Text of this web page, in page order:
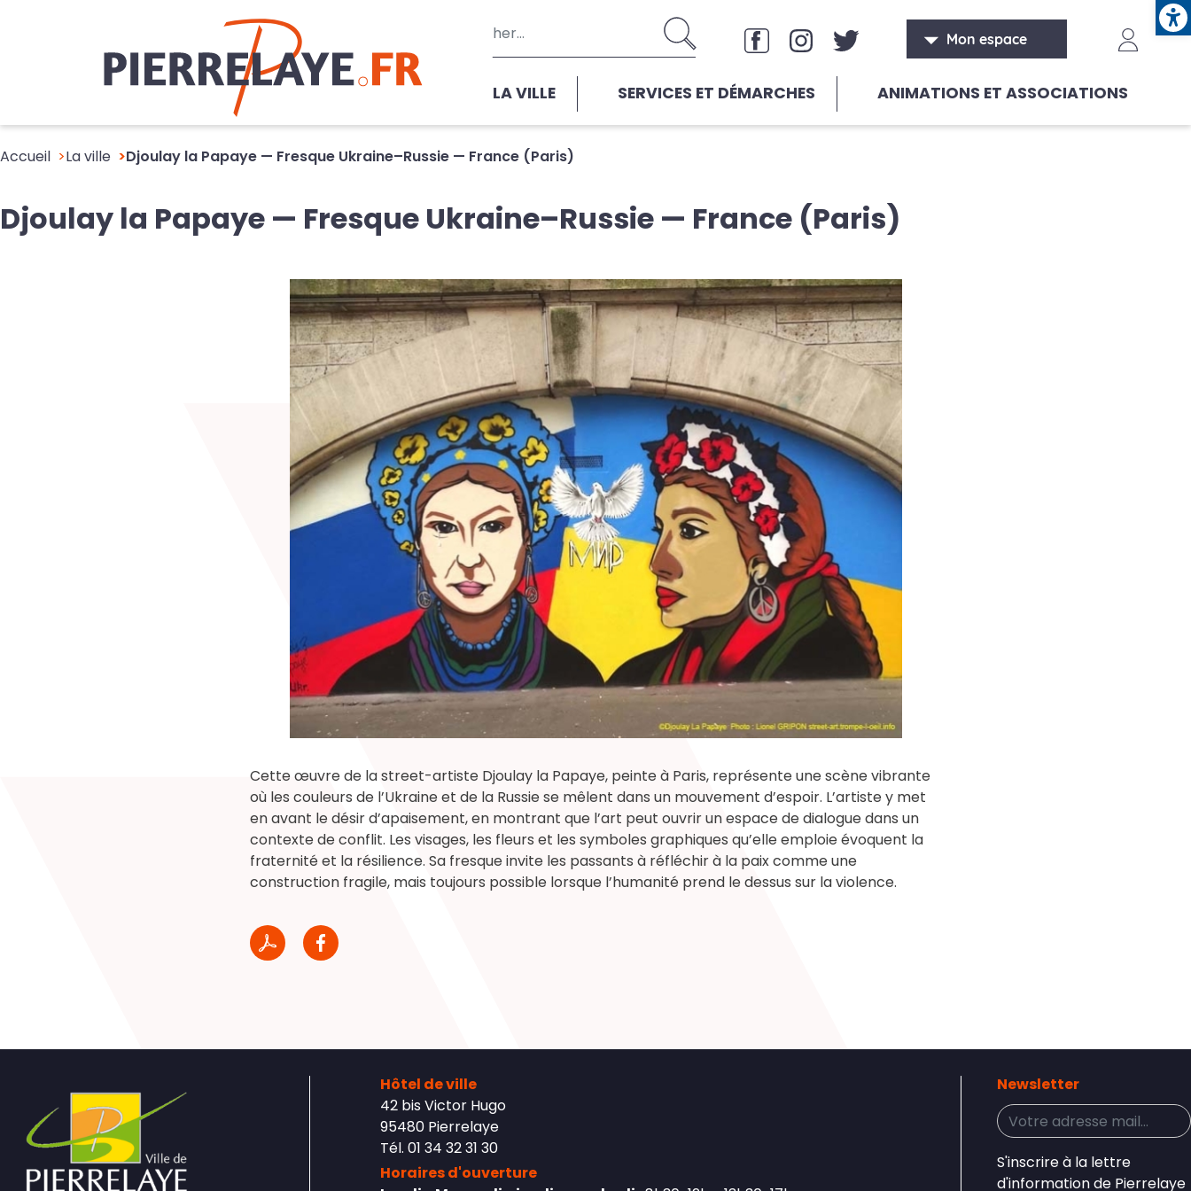
Mon espace
Réseaux sociaux
LA VILLE SERVICES ET DÉMARCHES ANIMATIONS ET ASSOCIATIONS
Accueil La ville Djoulay la Papaye — Fresque Ukraine–Russie — France (Paris)
Djoulay la Papaye — Fresque Ukraine–Russie — France (Paris)
Cette œuvre de la street-artiste Djoulay la Papaye, peinte à Paris, représente une scène vibrante
où les couleurs de l’Ukraine et de la Russie se mêlent dans un mouvement d’espoir. L’artiste y met
en avant le désir d’apaisement, en montrant que l’art peut ouvrir un espace de dialogue dans un
contexte de conflit. Les visages, les fleurs et les symboles graphiques qu’elle emploie évoquent la
fraternité et la résilience. Sa fresque invite les passants à réfléchir à la paix comme une
construction fragile, mais toujours possible lorsque l’humanité prend le dessus sur la violence.
Hôtel de ville
42 bis Victor Hugo
95480 Pierrelaye
Tél. 01 34 32 31 30
Horaires d'ouverture
Newsletter
S'inscrire à la lettre
d'information de Pierrelaye